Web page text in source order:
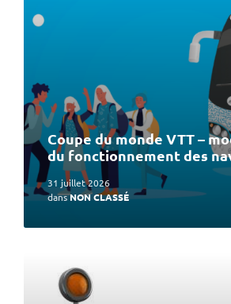
Coupe du monde VTT –
du fonctionnement des
31 juillet 2026
dansNON CLASSÉ